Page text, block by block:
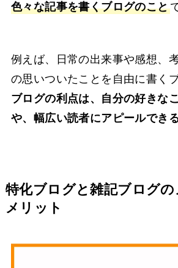
色々な記事を書くブログのこと
例えば、日常の出来事や感想、
の思いついたことを自由に書く
ブログの利点は、自分の好きな
や、幅広い読者にアピールでき
特化ブログと雑記ブログ
メリット